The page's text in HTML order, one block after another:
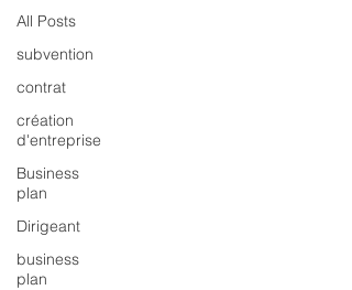
All Posts
subvention
contrat
création
d'entreprise
Business
plan
Dirigeant
business
plan